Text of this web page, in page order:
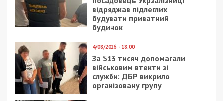
Рекламні блоки дають нам змогу
залишатися незалежними ЗМІ, а вам -
отримувати найсвіжіші новини під ними.
Приєднуйтесь також до 49000 в Google News. Слідкуйте
за останніми новинами!
Приєднатися